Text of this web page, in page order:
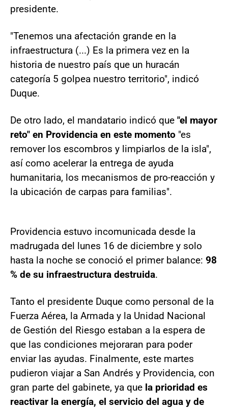
presidente.
"Tenemos una afectación grande en la
infraestructura (...) Es la primera vez en la
historia de nuestro país que un huracán
categoría 5 golpea nuestro territorio", indicó
Duque.
De otro lado, el mandatario indicó que "el mayor
reto" en Providencia en este momento "es
remover los escombros y limpiarlos de la isla",
así como acelerar la entrega de ayuda
humanitaria, los mecanismos de pro-reacción y
la ubicación de carpas para familias".
Providencia estuvo incomunicada desde la
madrugada del lunes 16 de diciembre y solo
hasta la noche se conoció el primer balance: 98
% de su infraestructura destruida.
Tanto el presidente Duque como personal de la
Fuerza Aérea, la Armada y la Unidad Nacional
de Gestión del Riesgo estaban a la espera de
que las condiciones mejoraran para poder
enviar las ayudas. Finalmente, este martes
pudieron viajar a San Andrés y Providencia, con
gran parte del gabinete, ya que la prioridad es
reactivar la energía, el servicio del agua y de